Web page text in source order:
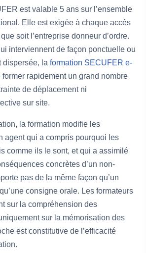
est valable 5 ans sur l’ensemble
Elle est exigée à chaque accès
soit l’entreprise donneur d’ordre.
interviennent de façon ponctuelle ou
dispersée, la formation SECUFER e-
former rapidement un grand nombre
de déplacement ni
sur site.
la formation modifie les
agent qui a compris pourquoi les
comme ils le sont, et qui a assimilé
concrètes d’un non-
pas de la même façon qu’un
consigne orale. Les formateurs
sur la compréhension des
sur la mémorisation des
est constitutive de l’efficacité